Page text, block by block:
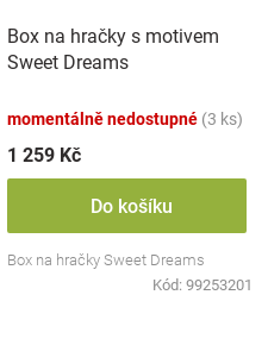
Box na hračky s motivem
Sweet Dreams
momentálně nedostupné (3 ks)
1 259 Kč
Do košíku
Box na hračky Sweet Dreams
Kód: 99253201